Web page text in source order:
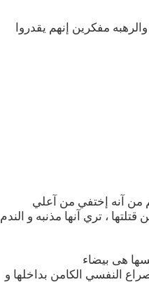
مفكرين إنهم يقدروا
من آنه إختفي من آعلي
، تري آنها مذنبه و الندم
هى بيضاء
النفسي الكامن بداخلها و